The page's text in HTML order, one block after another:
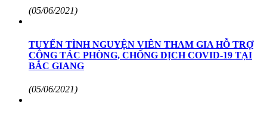
(05/06/2021)
TUYỂN TÌNH NGUYỆN VIÊN THAM GIA HỖ TRỢ
CÔNG TÁC PHÒNG, CHỐNG DỊCH COVID-19 TẠI
BẮC GIANG
(05/06/2021)